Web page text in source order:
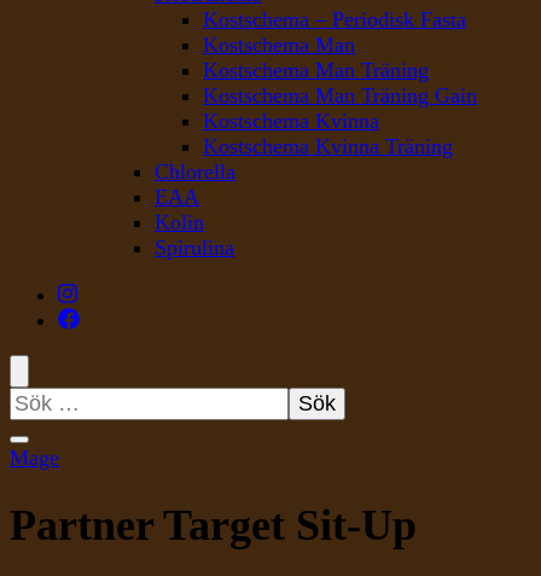
Kostschema – Periodisk Fasta
Kostschema Man
Kostschema Man Träning
Kostschema Man Träning Gain
Kostschema Kvinna
Kostschema Kvinna Träning
Chlorella
EAA
Kolin
Spirulina
Sök
efter:
Mage
Partner Target Sit-Up